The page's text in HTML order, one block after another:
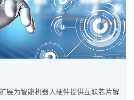
展为智能机器人硬件提供互联芯片解